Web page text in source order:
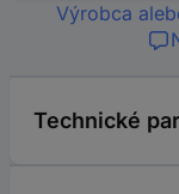
Výrobca
Technické